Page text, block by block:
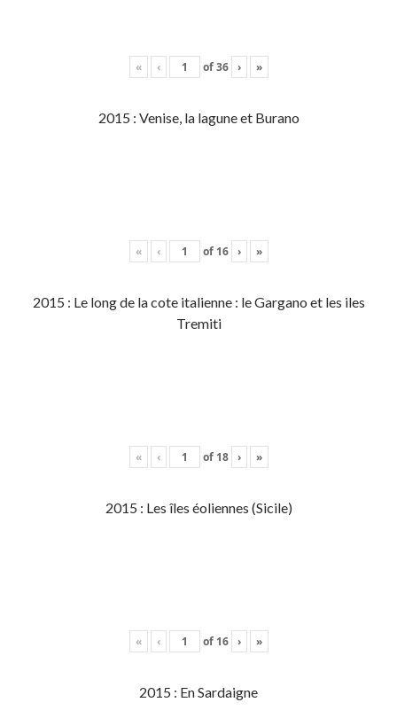
« ‹ of36 › »
2015 : Venise, la lagune et Burano
« ‹ of 16 › »
2015 : Le long de la cote italienne : le Gargano et les iles
Tremiti
« ‹ of 18 › »
2015 : Les îles éoliennes (Sicile)
« ‹ of 16 › »
2015 : En Sardaigne